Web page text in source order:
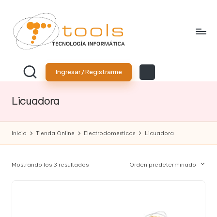
contenido
o
l
s
T
e
tienda
Ingresar / Registrarme
Licuadora
Inicio Tienda Online Electrodomesticos Licuadora
Mostrando los 3 resultados Orden predeterminado